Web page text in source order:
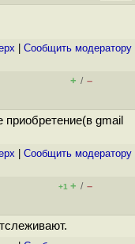
Cообщить модератору
+ / –
gmail
Cообщить модератору
+1 + / –